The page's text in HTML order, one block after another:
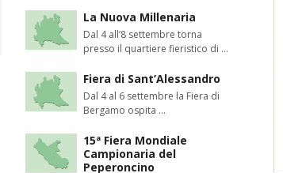
La Nuova Millenaria
Dal 4 all’8 settembre torna
presso il quartiere fieristico di ...
Fiera di Sant’Alessandro
Dal 4 al 6 settembre la Fiera di
Bergamo ospita ...
15ª Fiera Mondiale
Campionaria del
Peperoncino